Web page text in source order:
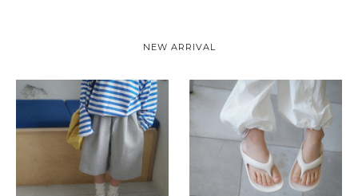
NEW ARRIVAL